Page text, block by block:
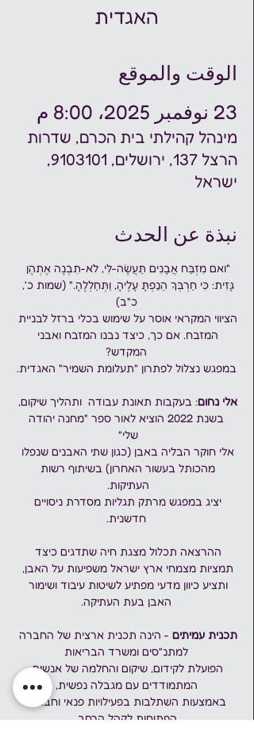
האגדית
الوقت والموقع
23 نوفمبر 2025، 8:00 م
מינהל קהילתי בית הכרם, שדרות
הרצל 137, ירושלים, 9103101,
ישראל
نبذة عن الحدث
"ואם מִזְבַּח אֲבָנִים תַּעֲשֶׂה-לִּי, לֹא-תִבְנֶה אֶתְהֶן
גָּזִית: כִּי חַרְבְּךָ הֵנַפְתָּ עָלֶיהָ, וַתְּחַלְלֶהָ." (שמות כ',
כ"ב)
הציווי המקראי אוסר על שימוש בכלי ברזל לבניית
המזבח. אם כך, כיצד נבנו המזבח ואבני
המקדש?
במפגש נצלול לפתרון "תעלומת השמיר" האגדית.
אלי נחום: בעקבות תאונת עבודה  ותהליך שיקום,
בשנת 2022 הוציא לאור ספר "מחנה יהודה
שלי"
אלי חוקר הבליה באבן (כגון שתי האבנים שנפלו
מהכותל בעשור האחרון) בשיתוף רשות
העתיקות.
יציג במפגש מרתק תגליות מסדרת ניסויים
חדשנית.
ההרצאה תכלול מצגת חיה שתדגים כיצד
תמציות מצמחי ארץ ישראל משפיעות על האבן,
ותציע כיוון מדעי מפתיע לשיטות עיבוד ושימור
האבן בעת העתיקה.
תכנית עמיתים - הינה תכנית ארצית של החברה
למתנ"סים ומשרד הבריאות
הפועלת לקידום, שיקום והחלמה של אנשים
המתמודדים עם מגבלה נפשית,
באמצעות השתלבות בפעילויות פנאי וחברה
הפתוחות לקהל הרחב.